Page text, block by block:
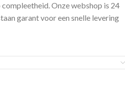
Onze webshop is 24
garant voor een snelle levering